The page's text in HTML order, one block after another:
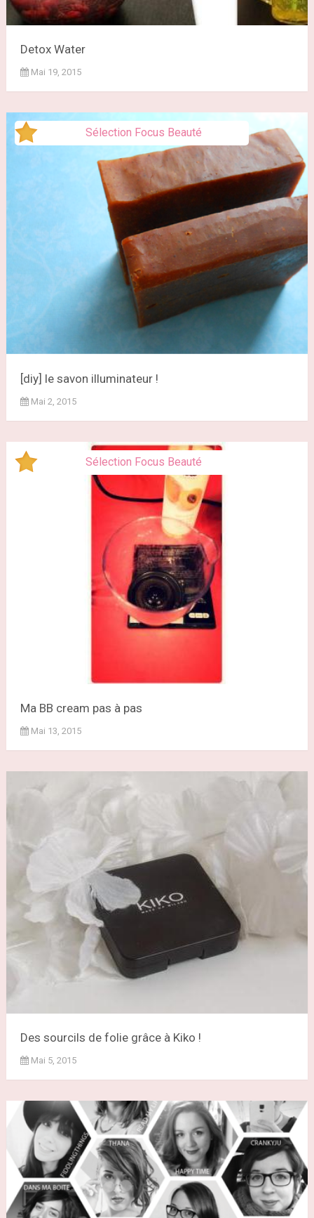
Detox Water
Mai 19, 2015
Sélection Focus Beauté
[diy] le savon illuminateur !
Mai 2, 2015
Sélection Focus Beauté
Ma BB cream pas à pas
Mai 13, 2015
Des sourcils de folie grâce à Kiko !
Mai 5, 2015